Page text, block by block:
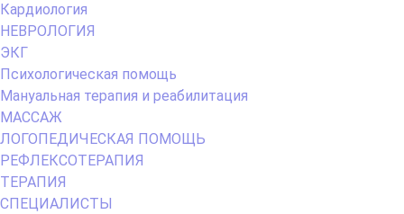
Кардиология
НЕВРОЛОГИЯ
ЭКГ
Психологическая помощь
Мануальная терапия и реабилитация
МАССАЖ
ЛОГОПЕДИЧЕСКАЯ ПОМОЩЬ
РЕФЛЕКСОТЕРАПИЯ
ТЕРАПИЯ
СПЕЦИАЛИСТЫ